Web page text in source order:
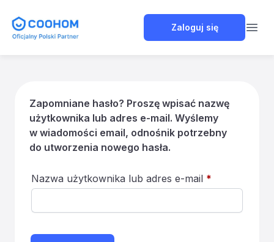
Coohom Polska Zaloguj się
Zapomniane hasło? Proszę wpisać nazwę
użytkownika lub adres e-mail. Wyślemy
w wiadomości email, odnośnik potrzebny
do utworzenia nowego hasła.
Nazwa użytkownika lub adres e-mail *